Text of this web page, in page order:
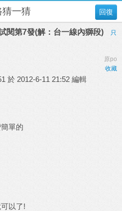
回復
猜一猜
閱第7發(解：台一線內獅段)
只
原po
收藏
於 2012-6-11 21:52 編輯
單的
以了!